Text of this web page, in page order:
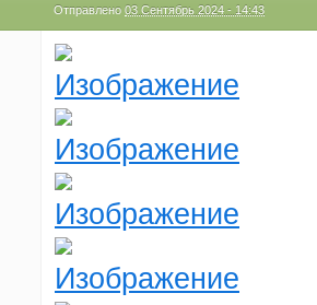
Отправлено 03 Сентябрь 2024 - 14:43